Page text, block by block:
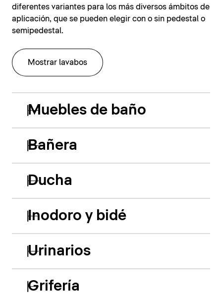
diferentes variantes para los más diversos ámbitos de
aplicación, que se pueden elegir con o sin pedestal o
semipedestal.
Mostrar lavabos
Muebles de baño
Bañera
Ducha
Inodoro y bidé
Urinarios
Grifería